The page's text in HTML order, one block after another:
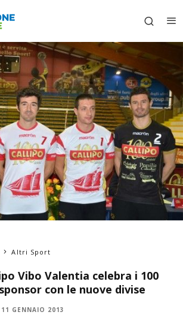
Altri Sport
Vibo Valentia celebra i 100
con le nuove divise
11 GENNAIO 2013